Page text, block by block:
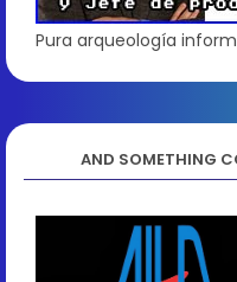
Pura arqueología
AND SOMETHING